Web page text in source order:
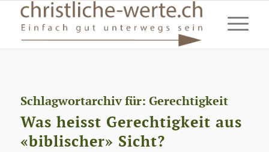
Schlagwortarchiv für: Gerechtigkeit
Was heisst Gerechtigkeit aus
«biblischer» Sicht?